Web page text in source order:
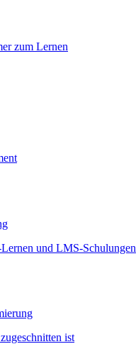
zum Lernen
und LMS-Schulungen
ist